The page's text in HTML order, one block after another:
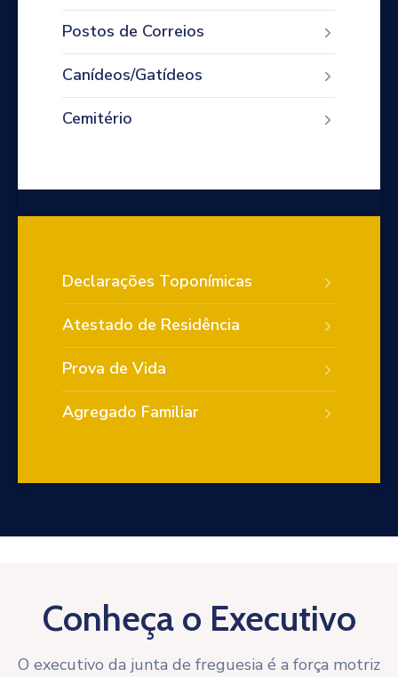
Postos de Correios
Canídeos/Gatídeos
Cemitério
Declarações Toponímicas
Atestado de Residência
Prova de Vida
Agregado Familiar
Conheça o Executivo
O executivo da junta de freguesia é a força motriz